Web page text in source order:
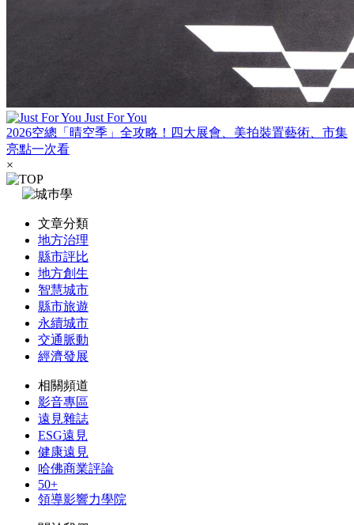
Just For You
2026空總「晴空季」全攻略！四大展會、美拍裝置藝術、市集
亮點一次看
×
文章分類
地方治理
縣市評比
地方創生
智慧城市
縣市旅遊
永續城市
交通脈動
經濟發展
相關頻道
影音專區
遠見雜誌
ESG遠見
健康遠見
哈佛商業評論
50+
領導影響力學院